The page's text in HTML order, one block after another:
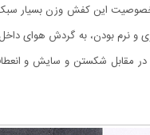
این کفش وزن بسیار
و نرم بودن، به گردش هوای